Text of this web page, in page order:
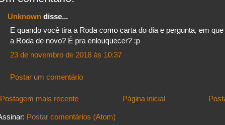
Unknown disse...
E quando você tira a Roda como carta do dia e pergunta, em
a Roda de novo? É pra enlouquecer? :p
23 de novembro de 2018 às 10:37
Postar um comentário
Postagem mais recente Página inicial
Postar comentários (Atom)